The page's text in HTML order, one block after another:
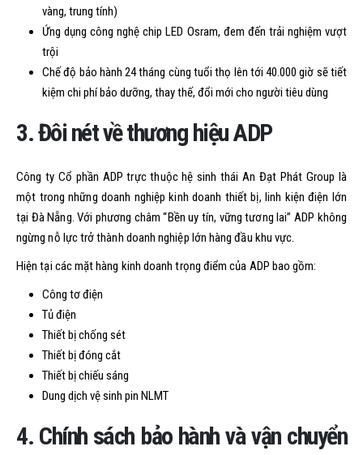
vàng, trung tính)
Ứng dụng công nghệ chip LED Osram, đem đến trải nghiệm vượt
trội
Chế độ bảo hành 24 tháng cùng tuổi thọ lên tới 40.000 giờ sẽ tiết
kiệm chi phí bảo dưỡng, thay thế, đổi mới cho người tiêu dùng
3. Đôi nét về thương hiệu ADP
Công ty Cổ phần ADP trực thuộc hệ sinh thái An Đạt Phát Group là
một trong những doanh nghiệp kinh doanh thiết bị, linh kiện điện lớn
tại Đà Nẵng. Với phương châm “Bền uy tín, vững tương lai” ADP không
ngừng nỗ lực trở thành doanh nghiệp lớn hàng đầu khu vực.
Hiện tại các mặt hàng kinh doanh trọng điểm của ADP bao gồm:
Công tơ điện
Tủ điện
Thiết bị chống sét
Thiết bị đóng cắt
Thiết bị chiếu sáng
Dung dịch vệ sinh pin NLMT
4. Chính sách bảo hành và vận chuyển